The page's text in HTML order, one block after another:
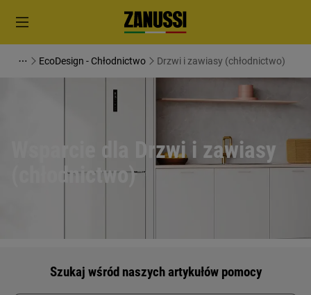
EcoDesign - Chłodnictwo Drzwi i zawiasy (chłodnictwo)
Wsparcie dla Drzwi i zawiasy
(chłodnictwo)
Szukaj wśród naszych artykułów pomocy